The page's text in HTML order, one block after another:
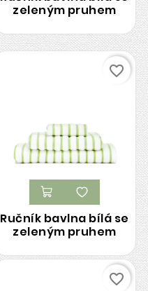
zeleným pruhem
Ručník bavlna bílá se
zeleným pruhem
favorite_border
favorite_border